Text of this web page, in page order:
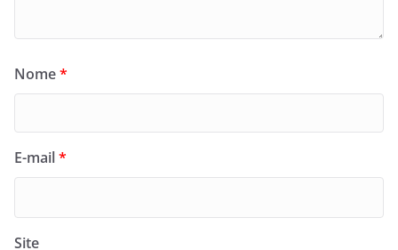
Nome*
E-mail*
Site